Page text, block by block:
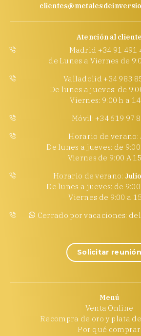
Atención al cliente
Madrid +34 91 491
de Lunes a Viernes de
Valladolid +34 983
De lunes a jueves: de
Viernes: 9:00 h a
Móvil: +34 619 97
Horario de verano:
De lunes a jueves: de
Viernes de 9:00 A
Horario de verano:
De lunes a jueves: de
Viernes de 9:00 a
Cerrado por vacaciones: del
Solicitar reunión
Menú
Venta Online
Recompra de oro y plata
Por qué comprar